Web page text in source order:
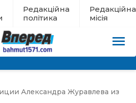
Редакційна
політика
Редакційна
місія
Александра Журавлева из